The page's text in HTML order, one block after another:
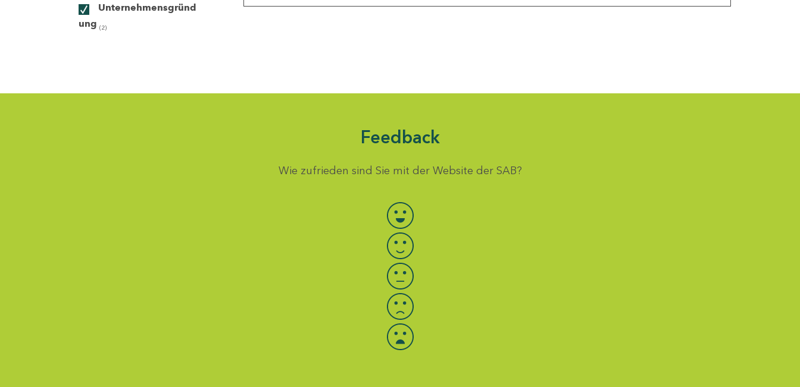
Unternehmensgründ
ung (2)
Feedback
Wie zufrieden sind Sie mit der Website der SAB?
Bewertung auswählen